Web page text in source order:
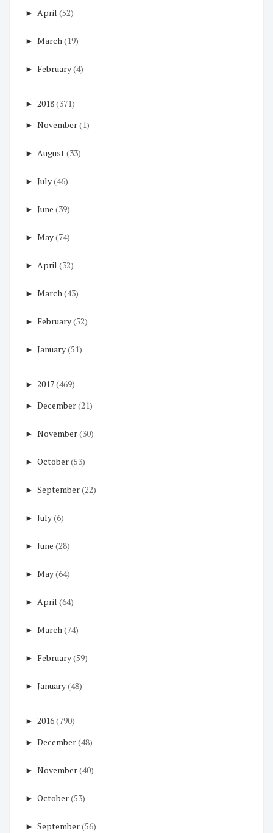
► April (52)
► March(19)
► February(4)
► 2018(371)
► November(1)
► August(33)
► July(46)
► June (39)
► May(74)
► April (32)
► March(43)
► February(52)
► January(51)
► 2017(469)
► December(21)
► November(30)
► October(53)
► September(22)
► July(6)
► June (28)
► May(64)
► April (64)
► March(74)
► February(59)
► January(48)
► 2016(790)
► December(48)
► November(40)
► October(53)
► September(56)